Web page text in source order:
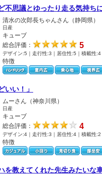
不思議とゆったり走る気持ち
清水の次郎長ちゃんさん（静岡県）
日産
キューブ
総合評価：
5
デザイン:5｜走行性:3｜居住性:5｜積載性
特徴
いい！」
ムーさん（神奈川県）
日産
キューブ
総合評価：
4
デザイン:4｜走行性:3｜居住性:4｜積載性
特徴
を教えてくれた先生みたいな